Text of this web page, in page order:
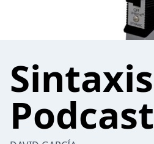
Sintaxis
Podcast